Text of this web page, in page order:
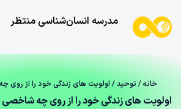
مدرسه انسان‌شناسی منتظر
خانه/ توحید/ اولویت های زندگی خود را از روی
اولویت های زندگی خود را از روی چه